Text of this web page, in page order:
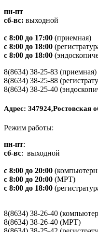
пн-пт
сб-вс: выходной
с 8:00 до 17:00 (приемная)
с 8:00 до 18:00
с 8:00 до 18:00
8(8634) 38-25-83 (приемная)
8(8634) 38-25-88
8(8634) 38-25-40
Адрес: 347924,Ростовская
Режим работы:
пн-пт:
сб-вс: выходной
с 8:00 до 20:00
с 8:00 до 20:00 (МРТ)
с 8:00 до 18:00
8(8634) 38-26-40
8(8634) 38-26-40 (МРТ)